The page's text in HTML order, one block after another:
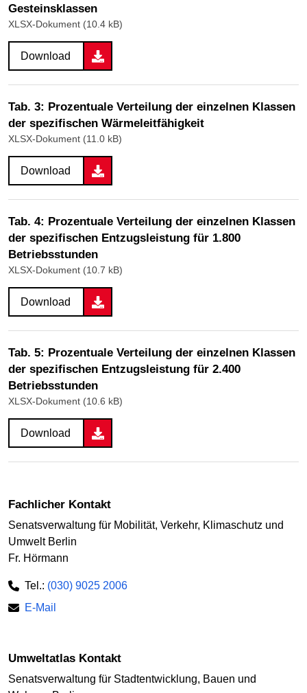
Gesteinsklassen
XLSX-Dokument (10.4 kB)
Download
Tab. 3: Prozentuale Verteilung der einzelnen Klassen
der spezifischen Wärmeleitfähigkeit
XLSX-Dokument (11.0 kB)
Download
Tab. 4: Prozentuale Verteilung der einzelnen Klassen
der spezifischen Entzugsleistung für 1.800
Betriebsstunden
XLSX-Dokument (10.7 kB)
Download
Tab. 5: Prozentuale Verteilung der einzelnen Klassen
der spezifischen Entzugsleistung für 2.400
Betriebsstunden
XLSX-Dokument (10.6 kB)
Download
Fachlicher Kontakt
Senatsverwaltung für Mobilität, Verkehr, Klimaschutz und
Umwelt Berlin
Fr. Hörmann
Tel.: (030) 9025 2006
E-Mail
Umweltatlas Kontakt
Senatsverwaltung für Stadtentwicklung, Bauen und